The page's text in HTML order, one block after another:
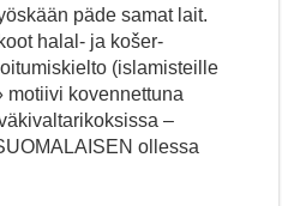
päde samat lait.
halal- ja košer-
(islamisteille
motiivi kovennettuna
–
ollessa